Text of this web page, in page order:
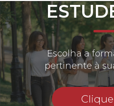
Escolha a
pertinente à